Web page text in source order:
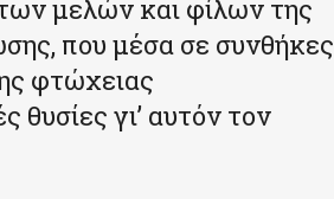
μελών και φίλων της
που μέσα σε συνθήκες
φτώχειας
θυσίες γι’ αυτόν τον